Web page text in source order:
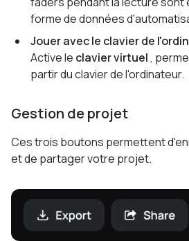
forme de données
Jouer avec le clavier de
Active le clavier virtuel,
partir du clavier de l'ordinateur.
Gestion de projet
Ces trois boutons permettent
et de partager votre projet.